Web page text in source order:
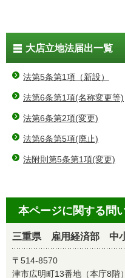
大店立地法届出一覧
法第5条第1項（新設）
法第6条第1項(名称変更等)
法第6条第2項(変更)
法第6条第5項(廃止)
法附則第5条第1項(変更)
本ページに関する問
三重県 雇用経済部 中
〒514-8570
津市広明町13番地（本庁8階）